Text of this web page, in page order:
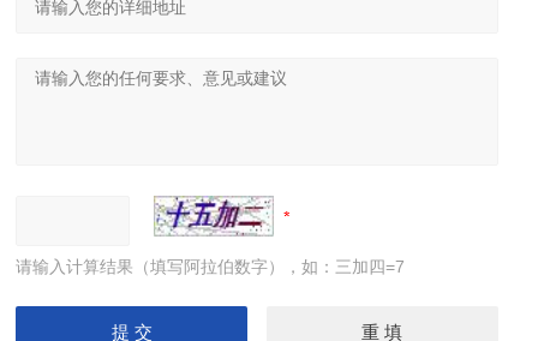
请输入计算结果（填写阿拉伯数字），如：三加四=7